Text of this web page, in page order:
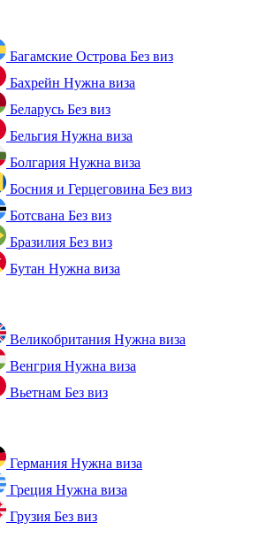
Багамские Острова Без виз
Бахрейн Нужна виза
Беларусь Без виз
Бельгия Нужна виза
Болгария Нужна виза
Босния и Герцеговина Без виз
Ботсвана Без виз
Бразилия Без виз
Бутан Нужна виза
Великобритания Нужна виза
Венгрия Нужна виза
Вьетнам Без виз
Германия Нужна виза
Греция Нужна виза
Грузия Без виз